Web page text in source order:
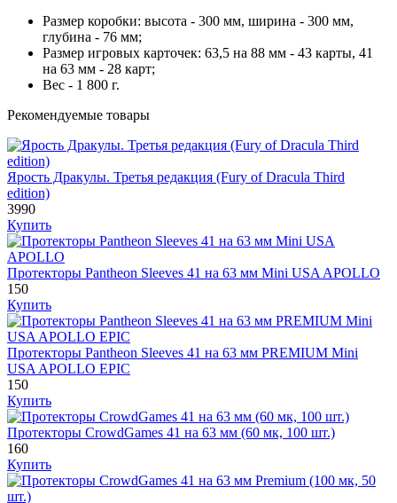
Размер коробки: высота - 300 мм, ширина - 300 мм,
глубина - 76 мм;
Размер игровых карточек: 63,5 на 88 мм - 43 карты, 41
на 63 мм - 28 карт;
Вес - 1 800 г.
Рекомендуемые товары
Ярость Дракулы. Третья редакция (Fury of Dracula Third
edition)
3990
Купить
Протекторы Pantheon Sleeves 41 на 63 мм Mini USA APOLLO
150
Купить
Протекторы Pantheon Sleeves 41 на 63 мм PREMIUM Mini
USA APOLLO EPIC
150
Купить
Протекторы CrowdGames 41 на 63 мм (60 мк, 100 шт.)
160
Купить